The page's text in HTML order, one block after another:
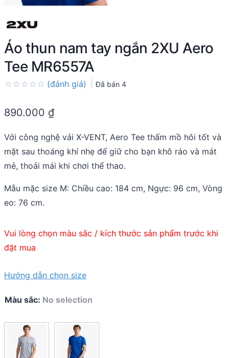
Áo thun nam tay ngắn 2XU Aero
Tee MR6557A
out
(đánh giá) Đã bán 4
890.000 ₫
Với công nghệ vải X-VENT, Aero Tee thấm mồ hôi tốt và
mặt sau thoáng khí nhẹ để giữ cho bạn khô ráo và mát
mẻ, thoải mái khi chơi thể thao.
Mẫu mặc size M: Chiều cao: 184 cm, Ngực: 96 cm, Vòng
eo: 76 cm.
Vui lòng chọn màu sắc / kích thước sản phẩm trước khi
đặt mua
Hướng dẫn chọn size
Màu sắc: No selection